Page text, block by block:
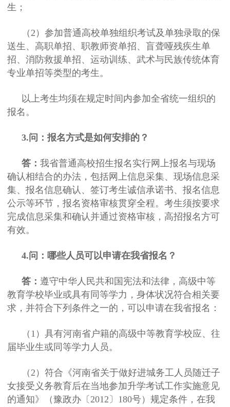
生；
（2）参加普通高校单独组织考试及单独录取的保
送生、高职单招、职教师资单招、盲聋哑残疾生单
招、消防救援单招、运动训练、武术与民族传统体育
专业单招等类型的考生。
以上考生均须在规定时间内参加全省统一组织的
报名。
3.问：报名方式是如何安排的？
答： 我省普通高校招生报名实行网上报名与现场
确认相结合的办法，包括网上信息采集、现场信息采
集、报名信息确认、签订考生诚信承诺书、报名信息
公示等环节，报名资格审核贯穿全程。考生须按要求
完成信息采集和确认并通过资格审核，高招报名方可
有效。
4.问：哪些人员可以申请在我省报名？
答： 遵守中华人民共和国宪法和法律，高级中等
教育学校毕业或具有同等学力，身体状况符合相关要
求，并符合下列条件之一的，可以申请在我省报名：
（1）具有河南省户籍的高级中等教育学校应、往
届毕业生或同等学力人员。
（2）符合《河南省关于做好进城务工人员随迁子
女接受义务教育后在当地参加升学考试工作实施意见
的通知》（豫政办〔2012〕180号）规定条件，在我